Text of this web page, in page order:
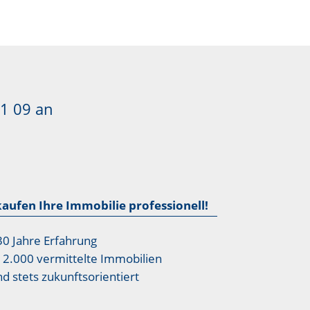
09 an
Ihre Immobilie professionell!
Jahre Erfahrung
vermittelte Immobilien
stets zukunftsorientiert